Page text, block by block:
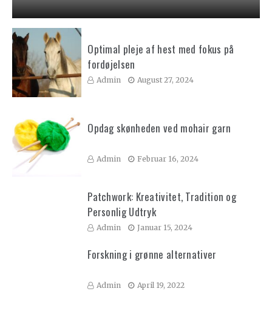
Optimal pleje af hest med fokus på
fordøjelsen
Admin August 27, 2024
Opdag skønheden ved mohair garn
Admin Februar 16, 2024
Patchwork: Kreativitet, Tradition og
Personlig Udtryk
Admin Januar 15, 2024
Forskning i grønne alternativer
Admin April 19, 2022